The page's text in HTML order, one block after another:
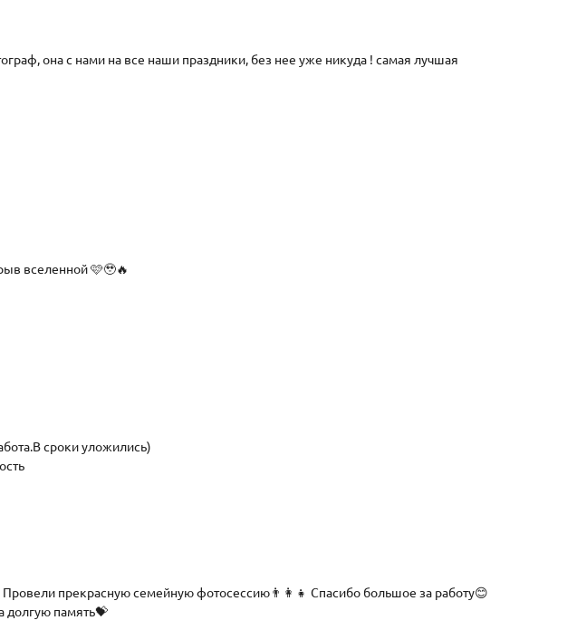
она с нами на все наши праздники, без нее уже никуда ! самая лучшая
вселенной 🩷🥹🔥
сроки уложились)
прекрасную семейную фотосессию👨‍👩‍👧 Спасибо большое за работу😊
долгую память💝